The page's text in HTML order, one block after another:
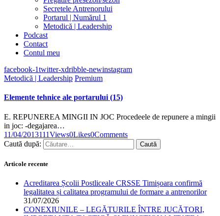
Secretele Antrenorului
Portarul | Numărul 1
Metodică | Leadership
Podcast
Contact
Contul meu
facebook-1twitter-xdribble-newinstagram
Metodică | Leadership Premium
Elemente tehnice ale portarului (15)
E. REPUNEREA MINGII IN JOC Procedeele de repunere a mingii
in joc: -degajarea…
11/04/2013111Views0Likes0Comments
Caută după:
Articole recente
Acreditarea Școlii Postliceale CRSSE Timișoara confirmă
legalitatea și calitatea programului de formare a antrenorilor
31/07/2026
CONEXIUNILE – LEGĂTURILE ÎNTRE JUCĂTORI,